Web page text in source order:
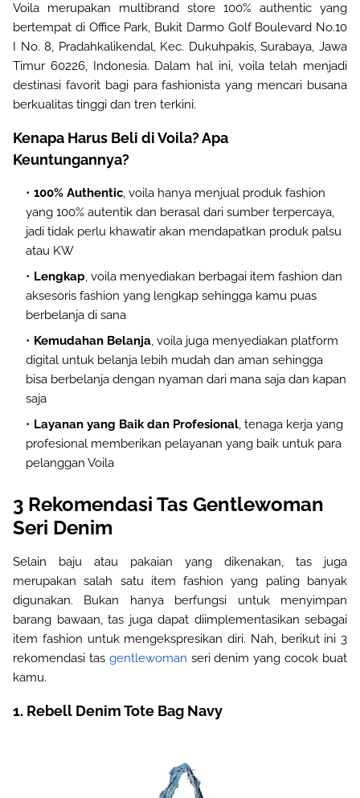
Voila merupakan multibrand store 100% authentic yang
bertempat di Office Park, Bukit Darmo Golf Boulevard No.10
I No. 8, Pradahkalikendal, Kec. Dukuhpakis, Surabaya, Jawa
Timur 60226, Indonesia. Dalam hal ini, voila telah menjadi
destinasi favorit bagi para fashionista yang mencari busana
berkualitas tinggi dan tren terkini.
Kenapa Harus Beli di Voila? Apa
Keuntungannya?
100% Authentic, voila hanya menjual produk fashion
yang 100% autentik dan berasal dari sumber terpercaya,
jadi tidak perlu khawatir akan mendapatkan produk palsu
atau KW
Lengkap, voila menyediakan berbagai item fashion dan
aksesoris fashion yang lengkap sehingga kamu puas
berbelanja di sana
Kemudahan Belanja, voila juga menyediakan platform
digital untuk belanja lebih mudah dan aman sehingga
bisa berbelanja dengan nyaman dari mana saja dan kapan
saja
Layanan yang Baik dan Profesional, tenaga kerja yang
profesional memberikan pelayanan yang baik untuk para
pelanggan Voila
3 Rekomendasi Tas Gentlewoman
Seri Denim
Selain baju atau pakaian yang dikenakan, tas juga
merupakan salah satu item fashion yang paling banyak
digunakan. Bukan hanya berfungsi untuk menyimpan
barang bawaan, tas juga dapat diimplementasikan sebagai
item fashion untuk mengekspresikan diri. Nah, berikut ini 3
rekomendasi tas gentlewoman seri denim yang cocok buat
kamu.
1. Rebell Denim Tote Bag Navy